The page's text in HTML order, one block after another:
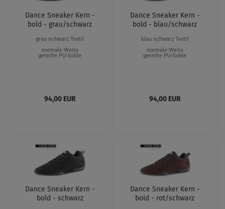
Dance Sneaker Kern -
bold - grau/schwarz
grau schwarz Textil
normale Weite
geteilte PU-Sohle
94,00 EUR
Dance Sneaker Kern -
bold - blau/schwarz
blau schwarz Textil
normale Weite
geteilte PU-Sohle
94,00 EUR
Dance Sneaker Kern -
bold - schwarz
Dance Sneaker Kern -
bold - rot/schwarz